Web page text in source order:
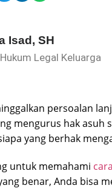
Isad, SH
Legal Keluarga
persoalan
mengurus hak asuh
yang berhak
untuk memahami
benar, Anda bisa